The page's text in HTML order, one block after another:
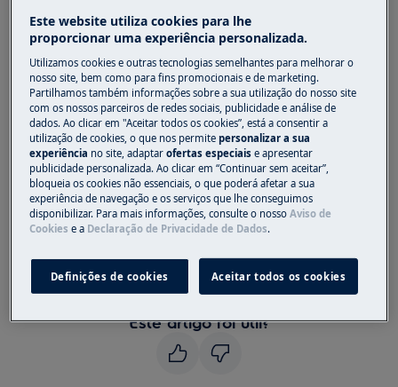
Problema
A placa de indução não pode ser iniciada
após um curto-circuito
Aplica-se a
Placa de indução
Solução
Verifique o fusível na caixa de fusíveis ou
Se esta dica não ajudar, entre em contato
com um serviço autorizado
Este artigo foi útil?
Este website utiliza cookies para lhe
proporcionar uma experiência personalizada.
Utilizamos cookies e outras tecnologias semelhantes para melhorar o
nosso site, bem como para fins promocionais e de marketing.
Partilhamos também informações sobre a sua utilização do nosso site
com os nossos parceiros de redes sociais, publicidade e análise de
dados. Ao clicar em "Aceitar todos os cookies”, está a consentir a
utilização de cookies, o que nos permitepersonalizar a sua
experiência no site, adaptarofertas especiaise apresentar
publicidade personalizada. Ao clicar em “Continuar sem aceitar”,
bloqueia os cookies não essenciais, o que poderá afetar a sua
experiência de navegação e os serviços que lhe conseguimos
disponibilizar. Para mais informações, consulte o nossoAviso de
Cookies e a Declaração de Privacidade de Dados.
Definições de cookies Aceitar todos os cookies